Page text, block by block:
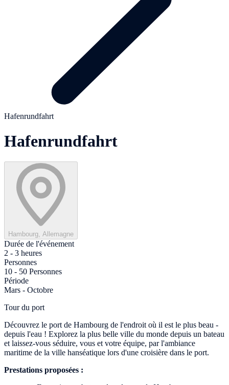
Hafenrundfahrt
Hafenrundfahrt
Hambourg, Allemagne
Durée de l'événement
2 - 3 heures
Personnes
10 - 50 Personnes
Période
Mars - Octobre
Tour du port
Découvrez le port de Hambourg de l'endroit où il est le plus beau -
depuis l'eau ! Explorez la plus belle ville du monde depuis un bateau
et laissez-vous séduire, vous et votre équipe, par l'ambiance
maritime de la ville hanséatique lors d'une croisière dans le port.
Prestations proposées :